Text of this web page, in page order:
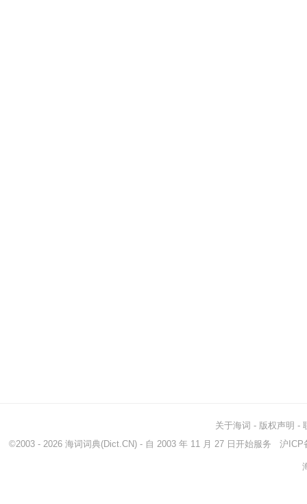
关于海词 - 版权声明 -
©2003 - 2026 海词词典(Dict.CN) - 自 2003 年 11 月 27 日开始服务 沪ICP